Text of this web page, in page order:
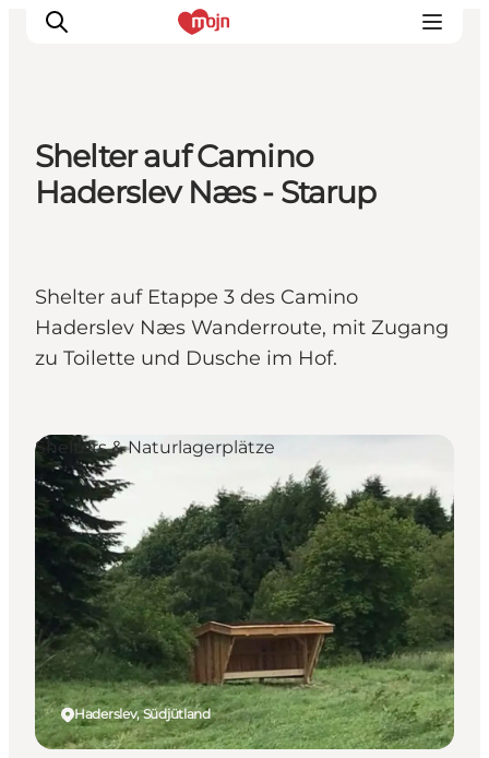
Erlebnisse
Plane deine Reise
Booking
Shelter auf Camino
Haderslev Næs - Starup
Shelter auf Etappe 3 des Camino
Haderslev Næs Wanderroute, mit Zugang
zu Toilette und Dusche im Hof.
Haderslev, Südjütland
Shelters & Naturlagerplätze